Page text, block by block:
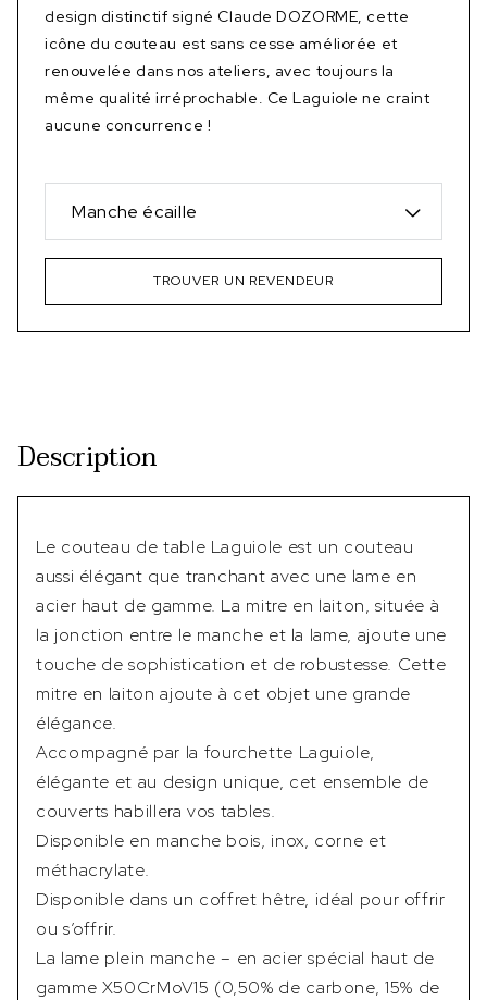
design distinctif signé Claude DOZORME, cette
icône du couteau est sans cesse améliorée et
renouvelée dans nos ateliers, avec toujours la
même qualité irréprochable. Ce Laguiole ne craint
aucune concurrence !
Manche écaille
TROUVER UN REVENDEUR
Description
Le couteau de table Laguiole est un couteau
aussi élégant que tranchant avec une lame en
acier haut de gamme. La mitre en laiton, située à
la jonction entre le manche et la lame, ajoute une
touche de sophistication et de robustesse. Cette
mitre en laiton ajoute à cet objet une grande
élégance.
Accompagné par la fourchette Laguiole,
élégante et au design unique, cet ensemble de
couverts habillera vos tables.
Disponible en manche bois, inox, corne et
méthacrylate.
Disponible dans un coffret hêtre, idéal pour offrir
ou s’offrir.
La lame plein manche – en acier spécial haut de
gamme X50CrMoV15 (0,50% de carbone, 15% de